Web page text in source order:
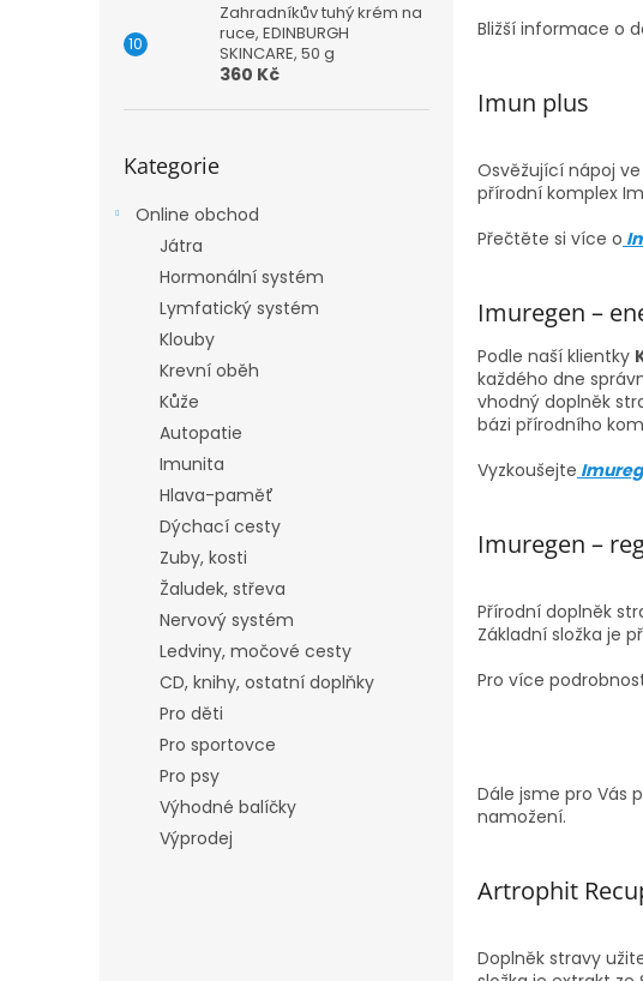
Zahradníkův tuhý krém na
ruce, EDINBURGH
SKINCARE, 50 g
360 Kč
kategorie
Kategorie
Online obchod
Játra
Hormonální systém
Lymfatický systém
Klouby
Krevní oběh
Kůže
Autopatie
Imunita
Hlava-paměť
Dýchací cesty
Zuby, kosti
Žaludek, střeva
Nervový systém
Ledviny, močové cesty
CD, knihy, ostatní doplňky
Pro děti
Pro sportovce
Pro psy
Výhodné balíčky
Výprodej
Bližší informace o
Imun plus
Osvěžující nápoj
přírodní komplex
Přečtěte si více o
Imuregen –
Podle naší klientky
každého dne
vhodný doplněk
bázi přírodního
Vyzkoušejte
Imuregen –
Přírodní doplněk
Základní složka je
Pro více
Dále jsme pro Vás
namožení.
Artrophit
Doplněk stravy